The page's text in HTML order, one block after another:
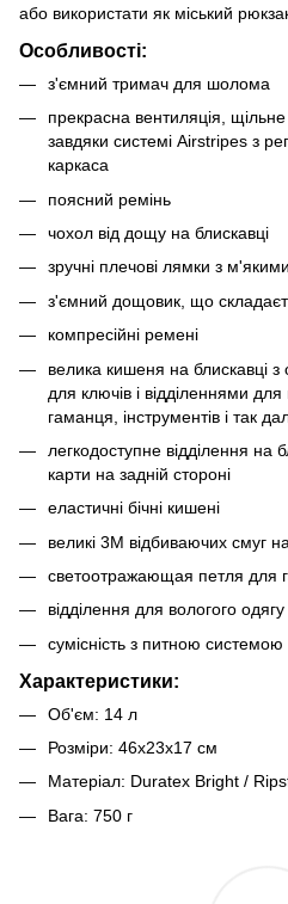
або використати як міський
Особливості:
з'ємний тримач для шолома
прекрасна вентиляція,
завдяки системі Airstripes з
каркаса
поясний ремінь
чохол від дощу на блискавці
зручні плечові лямки з
з'ємний дощовик, що
компресійні ремені
велика кишеня на блискавці з
для ключів і відділеннями
гаманця, інструментів і так
легкодоступне відділення
карти на задній стороні
еластичні бічні кишені
великі 3M відбиваючих смуг
светоотражающая петля для
відділення для вологого одягу
сумісність з питною системою
Характеристики:
Об'єм: 14 л
Розміри: 46x23x17 см
Матеріал: Duratex Bright /
Вага: 750 г